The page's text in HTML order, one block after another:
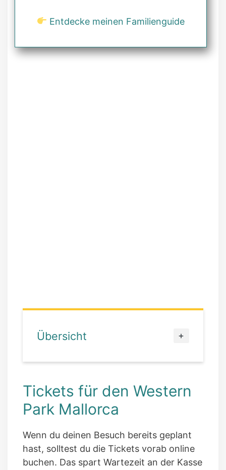
Entdecke meinen Familienguide
Übersicht
Tickets für den Western
Park Mallorca
Wenn du deinen Besuch bereits geplant
hast, solltest du die Tickets vorab online
buchen. Das spart Wartezeit an der Kasse